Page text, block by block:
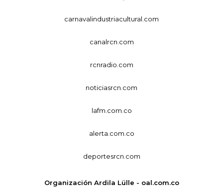
carnavalindustriacultural.com
canalrcn.com
rcnradio.com
noticiasrcn.com
lafm.com.co
alerta.com.co
deportesrcn.com
Organización Ardila Lülle - oal.com.co